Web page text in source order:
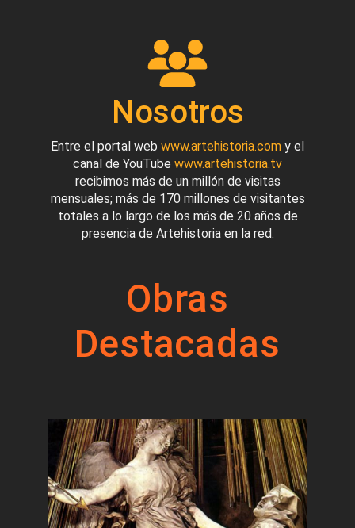
Nosotros
Entre el portal web www.artehistoria.com y el
canal de YouTube www.artehistoria.tv
recibimos más de un millón de visitas
mensuales; más de 170 millones de visitantes
totales a lo largo de los más de 20 años de
presencia de Artehistoria en la red.
Obras
Destacadas